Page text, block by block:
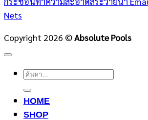
Nets
Copyright 2026 ©Absolute Pools
ค้นหา:
HOME
SHOP